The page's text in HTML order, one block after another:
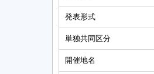
発表形式
単独共同区分
開催地名